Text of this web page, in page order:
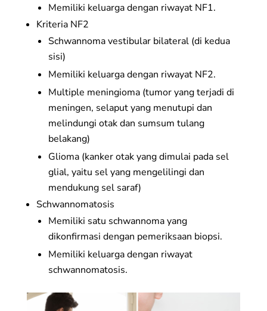
Memiliki keluarga dengan riwayat NF1.
Kriteria NF2
Schwannoma vestibular bilateral (di kedua
sisi)
Memiliki keluarga dengan riwayat NF2.
Multiple meningioma (tumor yang terjadi di
meningen, selaput yang menutupi dan
melindungi otak dan sumsum tulang
belakang)
Glioma (kanker otak yang dimulai pada sel
glial, yaitu sel yang mengelilingi dan
mendukung sel saraf)
Schwannomatosis
Memiliki satu schwannoma yang
dikonfirmasi dengan pemeriksaan biopsi.
Memiliki keluarga dengan riwayat
schwannomatosis.